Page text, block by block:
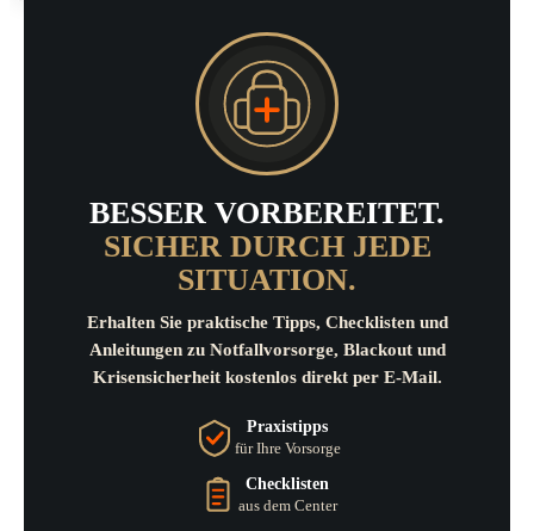
BESSER VORBEREITET.
SICHER DURCH JEDE
SITUATION.
Erhalten Sie praktische Tipps, Checklisten und
Anleitungen zu Notfallvorsorge, Blackout und
Krisensicherheit kostenlos direkt per E-Mail.
Praxistipps
für Ihre Vorsorge
Checklisten
aus dem Center